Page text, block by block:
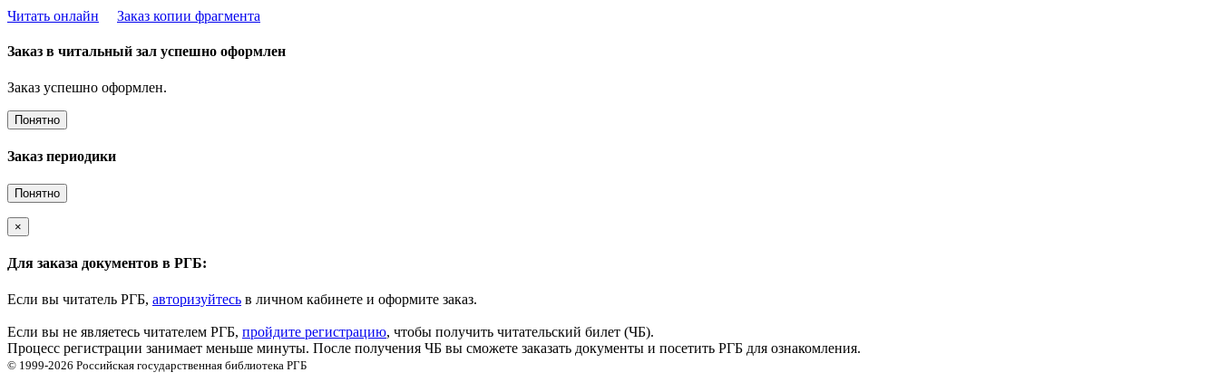
Читать онлайн
Заказ копии фрагмента
Заказ в читальный зал успешно оформлен
Заказ успешно оформлен.
Понятно
Заказ периодики
Понятно
×
Для заказа документов в РГБ:
Если вы читатель РГБ, авторизуйтесь в личном кабинете и оформите заказ.
Если вы не являетесь читателем РГБ, пройдите регистрацию, чтобы получить читательский билет (ЧБ).
Процесс регистрации занимает меньше минуты. После получения ЧБ вы сможете заказать документы и посетить РГБ для ознакомления.
© 1999-2026 Российская государственная библиотека РГБ